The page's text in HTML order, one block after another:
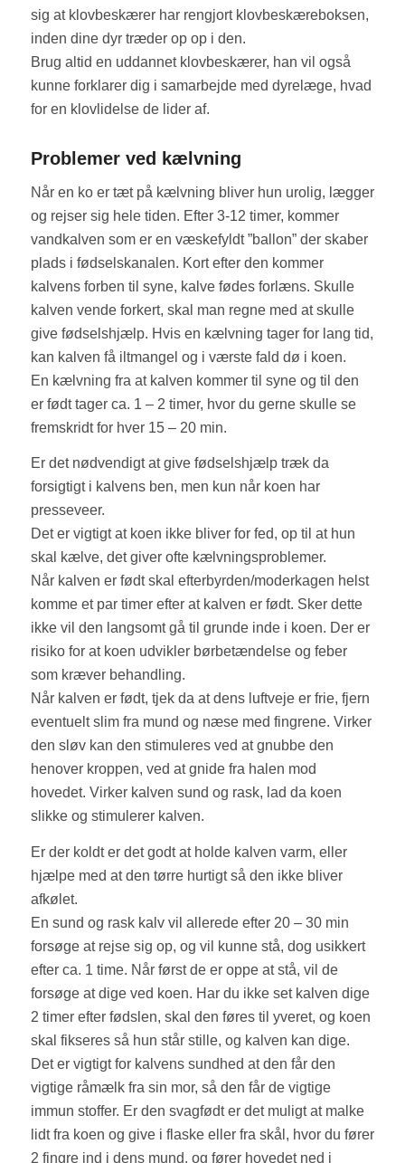
sig at klovbeskærer har rengjort klovbeskæreboksen,
inden dine dyr træder op op i den.
Brug altid en uddannet klovbeskærer, han vil også
kunne forklarer dig i samarbejde med dyrelæge, hvad
for en klovlidelse de lider af.
Problemer ved kælvning
Når en ko er tæt på kælvning bliver hun urolig, lægger
og rejser sig hele tiden. Efter 3-12 timer, kommer
vandkalven som er en væskefyldt ”ballon” der skaber
plads i fødselskanalen. Kort efter den kommer
kalvens forben til syne, kalve fødes forlæns. Skulle
kalven vende forkert, skal man regne med at skulle
give fødselshjælp. Hvis en kælvning tager for lang tid,
kan kalven få iltmangel og i værste fald dø i koen.
En kælvning fra at kalven kommer til syne og til den
er født tager ca. 1 – 2 timer, hvor du gerne skulle se
fremskridt for hver 15 – 20 min.
Er det nødvendigt at give fødselshjælp træk da
forsigtigt i kalvens ben, men kun når koen har
presseveer.
Det er vigtigt at koen ikke bliver for fed, op til at hun
skal kælve, det giver ofte kælvningsproblemer.
Når kalven er født skal efterbyrden/moderkagen helst
komme et par timer efter at kalven er født. Sker dette
ikke vil den langsomt gå til grunde inde i koen. Der er
risiko for at koen udvikler børbetændelse og feber
som kræver behandling.
Når kalven er født, tjek da at dens luftveje er frie, fjern
eventuelt slim fra mund og næse med fingrene. Virker
den sløv kan den stimuleres ved at gnubbe den
henover kroppen, ved at gnide fra halen mod
hovedet. Virker kalven sund og rask, lad da koen
slikke og stimulerer kalven.
Er der koldt er det godt at holde kalven varm, eller
hjælpe med at den tørre hurtigt så den ikke bliver
afkølet.
En sund og rask kalv vil allerede efter 20 – 30 min
forsøge at rejse sig op, og vil kunne stå, dog usikkert
efter ca. 1 time. Når først de er oppe at stå, vil de
forsøge at dige ved koen. Har du ikke set kalven dige
2 timer efter fødslen, skal den føres til yveret, og koen
skal fikseres så hun står stille, og kalven kan dige.
Det er vigtigt for kalvens sundhed at den får den
vigtige råmælk fra sin mor, så den får de vigtige
immun stoffer. Er den svagfødt er det muligt at malke
lidt fra koen og give i flaske eller fra skål, hvor du fører
2 fingre ind i dens mund, og fører hovedet ned i